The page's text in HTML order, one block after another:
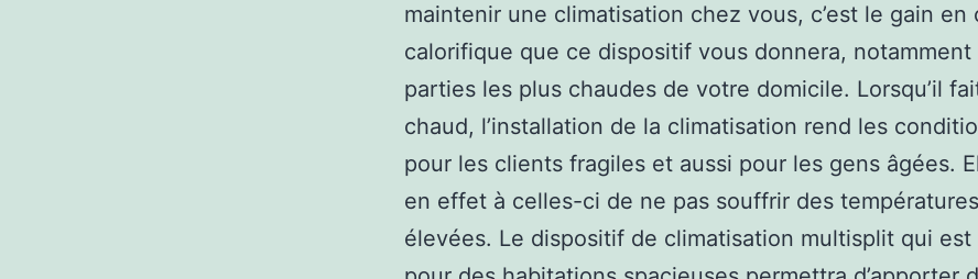
maintenir une climatisation chez vous, c’est le gain en
calorifique que ce dispositif vous donnera, notamment
parties les plus chaudes de votre domicile. Lorsqu’il
chaud, l’installation de la climatisation rend les
pour les clients fragiles et aussi pour les gens âgées.
en effet à celles-ci de ne pas souffrir des
élevées. Le dispositif de climatisation multisplit qui est